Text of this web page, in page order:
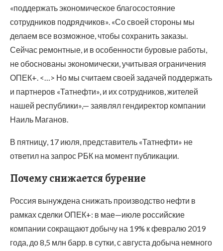
«поддержать экономическое благосостояние
сотрудников подрядчиков». «Со своей стороны мы
делаем все возможное, чтобы сохранить заказы.
Сейчас ремонтные, и в особенности буровые работы,
не обоснованы экономически, учитывая ограничения
ОПЕК+. <…> Но мы считаем своей задачей поддержать
и партнеров «Татнефти», и их сотрудников, жителей
нашей республики»,— заявлял гендиректор компании
Наиль Маганов.
В пятницу, 17 июля, представитель «Татнефти» не
ответил на запрос РБК на момент публикации.
Почему снижается бурение
Россия вынуждена снижать производство нефти в
рамках сделки ОПЕК+: в мае—июле российские
компании сокращают добычу на 19% к февралю 2019
года, до 8,5 млн барр. в сутки, с августа добыча немного